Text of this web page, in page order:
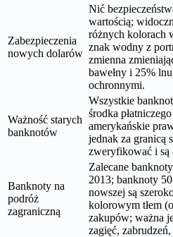
Zabezpieczenia
nowych dolarów
Nić
wartością;
różnych kolorach
znak wodny z
zmienna
bawełny i 25%
ochronnymi.
Ważność starych
banknotów
Wszystkie
środka
amerykańskie
jednak za granicą
zweryfikować i są
Banknoty na
podróż
zagraniczną
Zalecane
2013; banknoty
nowszej są
kolorowym tłem
zakupów; ważna
zagięć,